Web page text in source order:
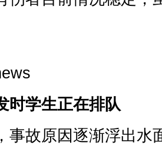
时学生正在排队
事故原因逐渐浮出水